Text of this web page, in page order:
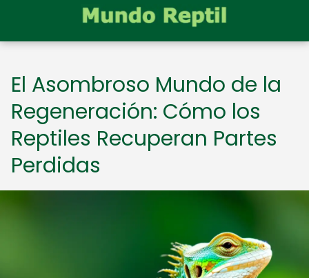
El Asombroso Mundo de la
Regeneración: Cómo los
Reptiles Recuperan Partes
Perdidas